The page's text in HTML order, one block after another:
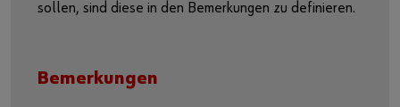
sollen, sind diese in den Bemerkungen zu definieren.
Bemerkungen